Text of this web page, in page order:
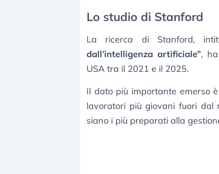
Lo studio di Stanford
La ricerca di Stanford,
dall’intelligenza artificiale”,
USA tra il 2021 e il 2025.
Il dato più importante emerso
lavoratori più giovani fuori dal
siano i più preparati alla